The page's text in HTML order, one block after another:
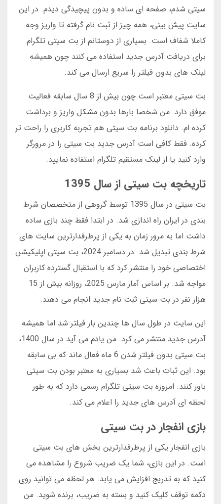
سیتی شدم، صفحه ای ساده و بدون پیچیدگی دیدم. در این
سایت پیش بینی، همه چیز از ثبت نام گرفته تا واریز وجه
کاملا شفاف است. بسیاری از دوستانم از بت سیتی تلگرام
برای دریافت آدرس جدید استفاده می کنند چون همیشه
لینک های بدون فیلتر را سریع ارسال می کند.
بت سیتی معتبر است چون بیش از 8 سال سابقه فعالیت
موفق دارد. من شخصا بارها بدون مشکل واریز و برداشت
کرده ام. دانلود برنامه بت سیتی هم تجربه کاربری را راحت تر
کرده. فقط کافی است آدرس جدید بت سیتی را در مرورگر
وارد کنید یا از لینک مستقیم تلگرام استفاده نمایید.
تاریخچه بت سیتی از سال 1395
بت سیتی در سال 1395 توسط گروهی از متخصصان شرط
بندی در ایران راه اندازی شد. در ابتدا فقط چند بازی ساده
داشت اما به مرور زمان به یکی از پرطرفدارترین سایت های
شرط بندی تبدیل شد. در دسامبر 2024، بت سیتی اپلیکیشن
اختصاصی خود را منتشر کرد که با استقبال گسترده کاربران
مواجه شد. بر اساس آمار مارس 2025، روزانه بیش از 15
هزار نفر در بت سیتی ثبت نام جدید انجام می دهند.
این سایت در طول سال ها چندین بار فیلتر شد اما همیشه
آدرس جدید منتشر می کرد. من یادم می آید در سال 1400،
بت سیتی بدون فیلتر شدن 6 ماه فعال ماند که بی سابقه
بود. این ثبات باعث شد بسیاری به معتبر بودن بت سیتی
باور کنند. امروزه بت سیتی تلگرام رسمی دارد که به طور
لحظه ای آدرس های جدید را اعلام می کند.
بازی انفجار در بت سیتی
بازی انفجار یکی از پرطرفدارترین بخش های بت سیتی
است. در این بازی، شما یک ضریب شروع را مشاهده می
کنید که به تدریج افزایش می یابد. هر لحظه می توانید روی
دکمه توقف کلیک کنید و بسته به ضریب، برنده شوید. من